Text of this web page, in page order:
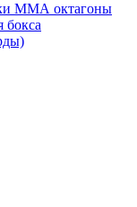
ММА октагоны
бокса